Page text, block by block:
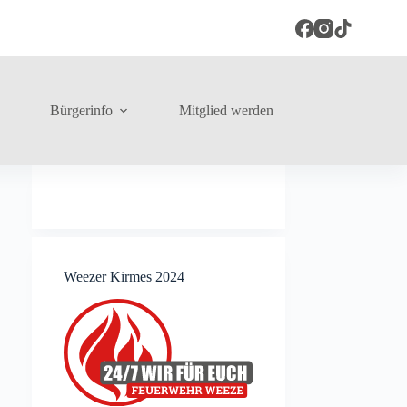
Bürgerinfo Mitglied werden
Weezer Kirmes 2024